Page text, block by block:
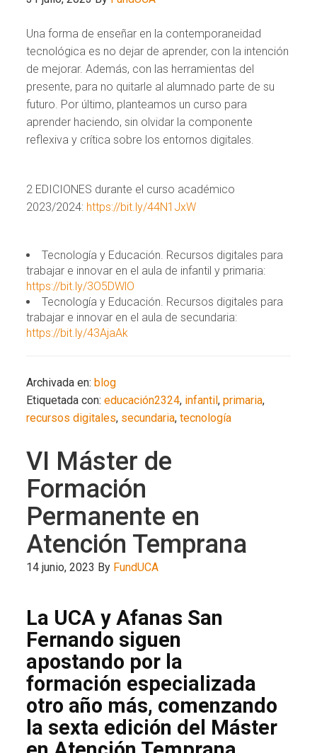
Una forma de enseñar en la contemporaneidad
tecnológica es no dejar de aprender, con la intención
de mejorar. Además, con las herramientas del
presente, para no quitarle al alumnado parte de su
futuro. Por último, planteamos un curso para
aprender haciendo, sin olvidar la componente
reflexiva y crítica sobre los entornos digitales.
2 EDICIONES durante el curso académico
2023/2024: https://bit.ly/44N1JxW
Tecnología y Educación. Recursos digitales para
trabajar e innovar en el aula de infantil y primaria:
https://bit.ly/3O5DWlO
Tecnología y Educación. Recursos digitales para
trabajar e innovar en el aula de secundaria:
https://bit.ly/43AjaAk
Archivada en:blog
Etiquetada con:educación2324, infantil,primaria,
recursos digitales, secundaria,tecnología
VI Máster de
Formación
Permanente en
Atención Temprana
14 junio, 2023 By FundUCA
La UCA y Afanas San
Fernando siguen
apostando por la
formación especializada
otro año más, comenzando
la sexta edición del Máster